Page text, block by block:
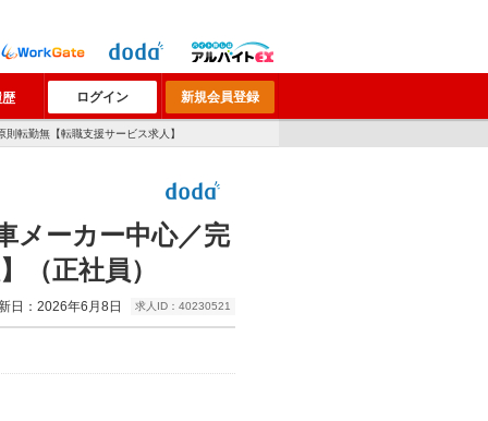
歴 ログイン 新規会員登録
転勤無【転職支援サービス求人】
メーカー中心／完
（正社員）
日：2026年6月8日 求人ID：40230521